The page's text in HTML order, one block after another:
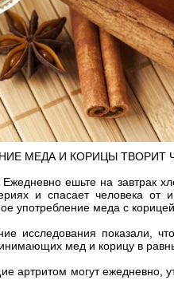
МЕДА И КОРИЦЫ ТВОРИТ
ешьте на завтрак
и спасает человека
употребление меда с
исследования показали,
мед и корицу в
артритом могут ежедневно,